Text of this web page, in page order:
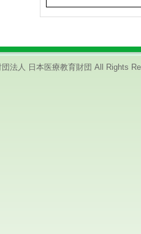
法人 日本医療教育財団 All Rights